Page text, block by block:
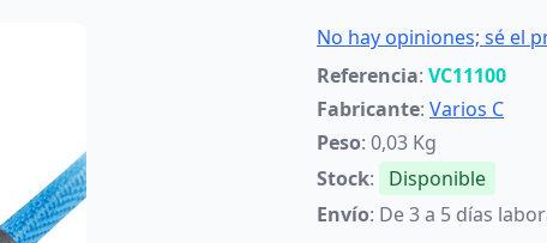
No hay opiniones; sé el
Referencia: VC11100
Fabricante: Varios C
Peso: 0,03 Kg
Stock:
Disponible
Envío: De 3 a 5 días